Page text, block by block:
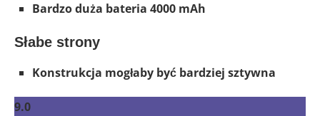
Bardzo duża bateria 4000 mAh
Słabe strony
Konstrukcja mogłaby być bardziej sztywna
9.0